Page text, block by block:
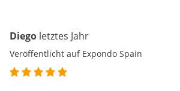
Diego letztes Jahr
Veröffentlicht auf Expondo Spain